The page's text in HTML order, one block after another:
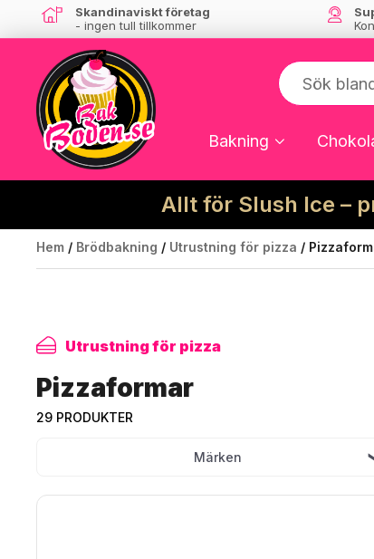
Skandinaviskt företag
- ingen tull tillkommer
Bakning
Allt för Slush Ice –
Hem / Brödbakning / Utrustning för pizza /
Utrustning för pizza
Pizzaformar
29 PRODUKTER
Märken